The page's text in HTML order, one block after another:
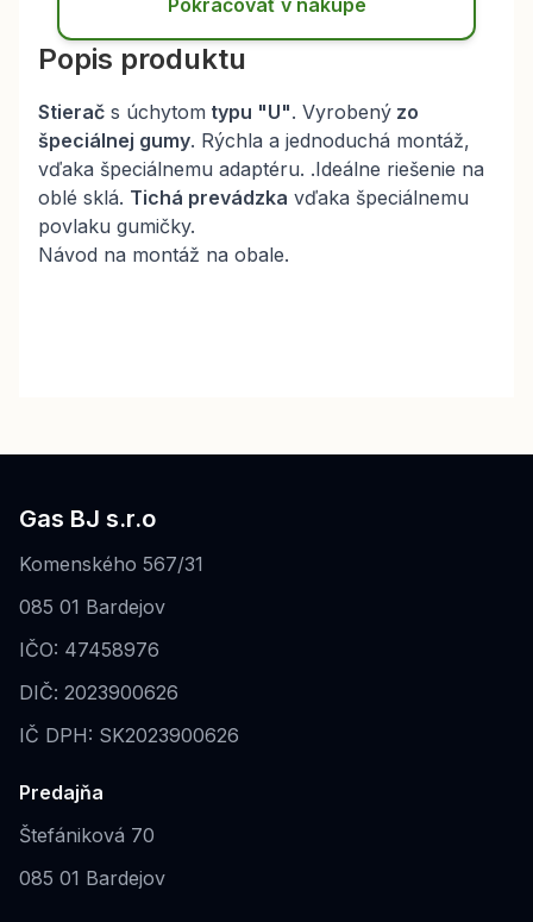
Pokračovať v nákupe
Popis produktu
Stierač s úchytom typu "U". Vyrobený zo
špeciálnej gumy. Rýchla a jednoduchá montáž,
vďaka špeciálnemu adaptéru. .Ideálne riešenie na
oblé sklá. Tichá prevádzka vďaka špeciálnemu
povlaku gumičky.
Návod na montáž na obale.
Gas BJ s.r.o
Komenského 567/31
085 01 Bardejov
IČO: 47458976
DIČ: 2023900626
IČ DPH: SK2023900626
Predajňa
Štefániková 70
085 01 Bardejov